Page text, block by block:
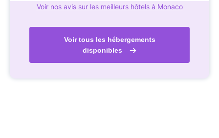
Voir nos avis sur les meilleurs hôtels à Monaco
Voir tous les hébergements
disponibles